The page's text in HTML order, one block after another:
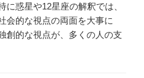
に惑星や12星座の解釈では、
会的な視点の両面を大事に
創的な視点が、多くの人の支